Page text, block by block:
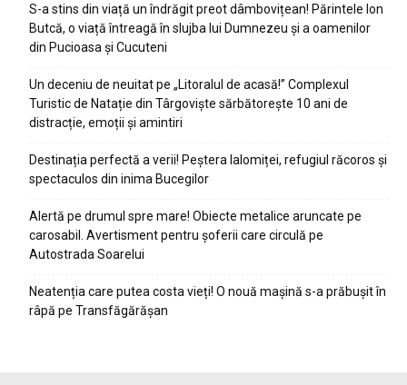
S-a stins din viață un îndrăgit preot dâmbovițean! Părintele Ion
Butcă, o viață întreagă în slujba lui Dumnezeu și a oamenilor
din Pucioasa și Cucuteni
Un deceniu de neuitat pe „Litoralul de acasă!” Complexul
Turistic de Natație din Târgoviște sărbătorește 10 ani de
distracție, emoții și amintiri
Destinația perfectă a verii! Peștera Ialomiței, refugiul răcoros și
spectaculos din inima Bucegilor
Alertă pe drumul spre mare! Obiecte metalice aruncate pe
carosabil. Avertisment pentru șoferii care circulă pe
Autostrada Soarelui
Neatenția care putea costa vieți! O nouă mașină s-a prăbușit în
râpă pe Transfăgărășan